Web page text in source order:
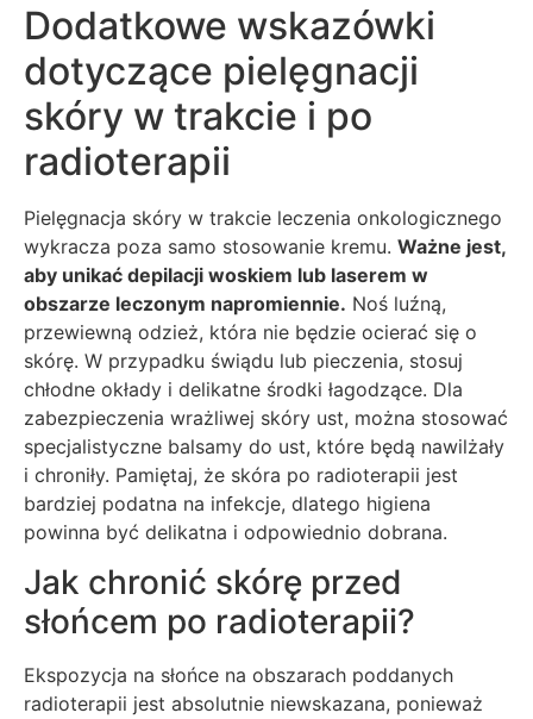
Dodatkowe wskazówki
dotyczące pielęgnacji
skóry w trakcie i po
radioterapii
Pielęgnacja skóry w trakcie leczenia onkologicznego
wykracza poza samo stosowanie kremu. Ważne jest,
aby unikać depilacji woskiem lub laserem w
obszarze leczonym napromiennie. Noś luźną,
przewiewną odzież, która nie będzie ocierać się o
skórę. W przypadku świądu lub pieczenia, stosuj
chłodne okłady i delikatne środki łagodzące. Dla
zabezpieczenia wrażliwej skóry ust, można stosować
specjalistyczne balsamy do ust, które będą nawilżały
i chroniły. Pamiętaj, że skóra po radioterapii jest
bardziej podatna na infekcje, dlatego higiena
powinna być delikatna i odpowiednio dobrana.
Jak chronić skórę przed
słońcem po radioterapii?
Ekspozycja na słońce na obszarach poddanych
radioterapii jest absolutnie niewskazana, ponieważ